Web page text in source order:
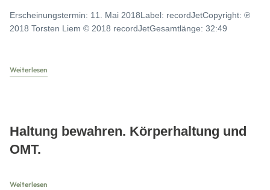
Erscheinungstermin: 11. Mai 2018Label: recordJetCopyright: ℗
2018 Torsten Liem © 2018 recordJetGesamtlänge: 32:49
Weiterlesen
Haltung bewahren. Körperhaltung und
OMT.
Weiterlesen